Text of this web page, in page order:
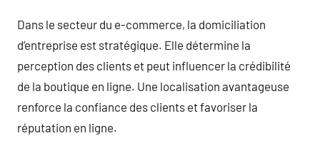
Dans le secteur du e-commerce, la domiciliation
d’entreprise est stratégique. Elle détermine la
perception des clients et peut influencer la crédibilité
de la boutique en ligne. Une localisation avantageuse
renforce la confiance des clients et favoriser la
réputation en ligne.